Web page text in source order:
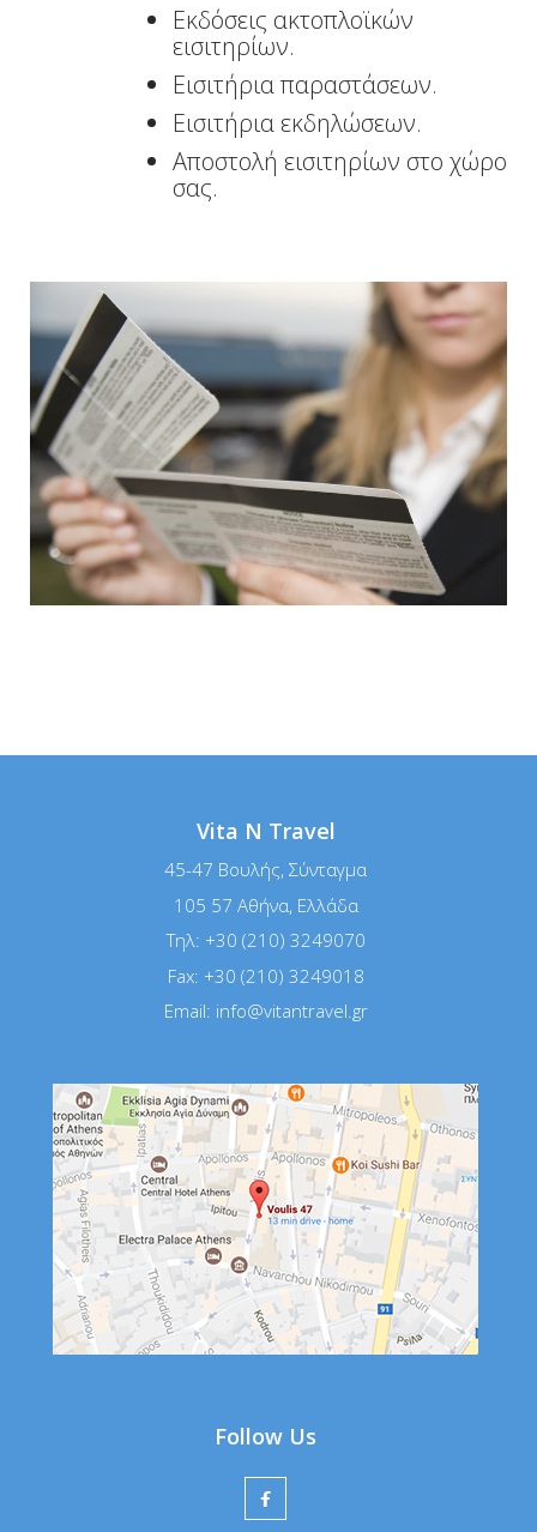
Εκδόσεις ακτοπλοϊκών
εισιτηρίων.
Εισιτήρια παραστάσεων.
Εισιτήρια εκδηλώσεων.
Αποστολή εισιτηρίων στο χώρο
σας.
Vita N Travel
45-47 Βουλής, Σύνταγμα
105 57 Αθήνα, Ελλάδα
Τηλ: +30 (210) 3249070
Fax: +30 (210) 3249018
Email: info@vitantravel.gr
Follow Us
